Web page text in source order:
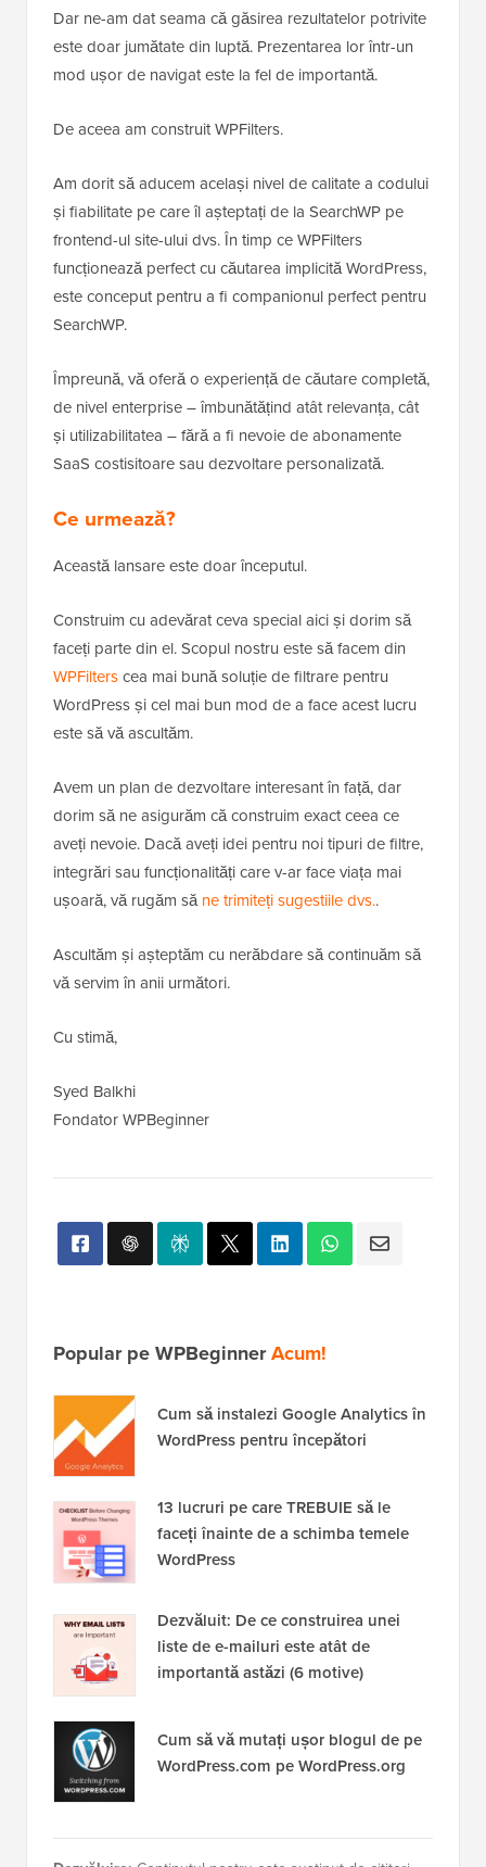
Dar ne-am dat seama că găsirea rezultatelor potrivite
este doar jumătate din luptă. Prezentarea lor într-un
mod ușor de navigat este la fel de importantă.
De aceea am construit WPFilters.
Am dorit să aducem același nivel de calitate a codului
și fiabilitate pe care îl așteptați de la SearchWP pe
frontend-ul site-ului dvs. În timp ce WPFilters
funcționează perfect cu căutarea implicită WordPress,
este conceput pentru a fi companionul perfect pentru
SearchWP.
Împreună, vă oferă o experiență de căutare completă,
de nivel enterprise – îmbunătățind atât relevanța, cât
și utilizabilitatea – fără a fi nevoie de abonamente
SaaS costisitoare sau dezvoltare personalizată.
Ce urmează?
Această lansare este doar începutul.
Construim cu adevărat ceva special aici și dorim să
faceți parte din el. Scopul nostru este să facem din
WPFilterscea mai bună soluție de filtrare pentru
WordPress și cel mai bun mod de a face acest lucru
este să vă ascultăm.
Avem un plan de dezvoltare interesant în față, dar
dorim să ne asigurăm că construim exact ceea ce
aveți nevoie. Dacă aveți idei pentru noi tipuri de filtre,
integrări sau funcționalități care v-ar face viața mai
ușoară, vă rugăm săne trimiteți sugestiile dvs..
Ascultăm și așteptăm cu nerăbdare să continuăm să
vă servim în anii următori.
Cu stimă,
Syed Balkhi
Fondator WPBeginner
Popular pe WPBeginnerAcum!
Cum să instalezi Google Analytics în
WordPress pentru începători
13 lucruri pe care TREBUIE să le
faceți înainte de a schimba temele
WordPress
Dezvăluit: De ce construirea unei
liste de e-mailuri este atât de
importantă astăzi (6 motive)
Cum să vă mutați ușor blogul de pe
WordPress.com pe WordPress.org